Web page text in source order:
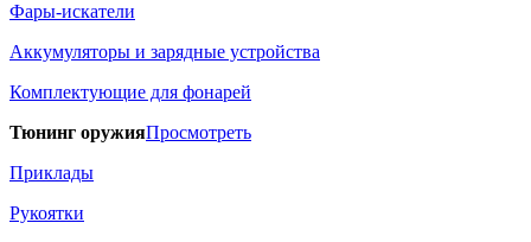
Фары-искатели
Аккумуляторы и зарядные устройства
Комплектующие для фонарей
Тюнинг оружияПросмотреть
Приклады
Рукоятки